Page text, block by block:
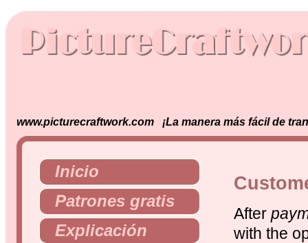
www.picturecraftwork.com ¡La manera más fácil de
Inicio
Patrones gratis
Explicación
After
with the